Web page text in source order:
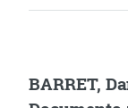
BARRET,